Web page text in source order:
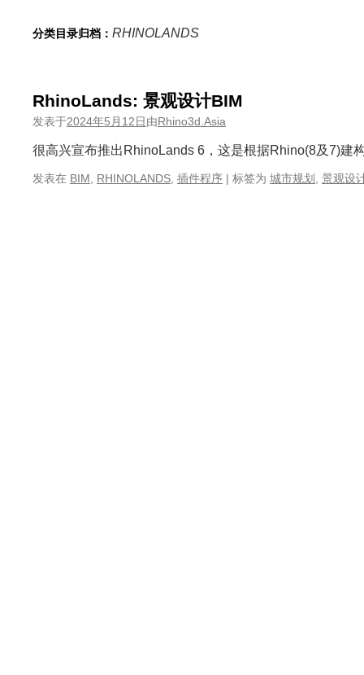
文分类目录归档： RHINOLANDS
RhinoLands: 景观设计BIM
发表于2024年5月12日由Rhino3d.Asia
很高兴宣布推出RhinoLands 6，这是根据Rhino(8及7)
发表在 BIM RHINOLANDS 插件程序 | 标签为 城市规划 景观设